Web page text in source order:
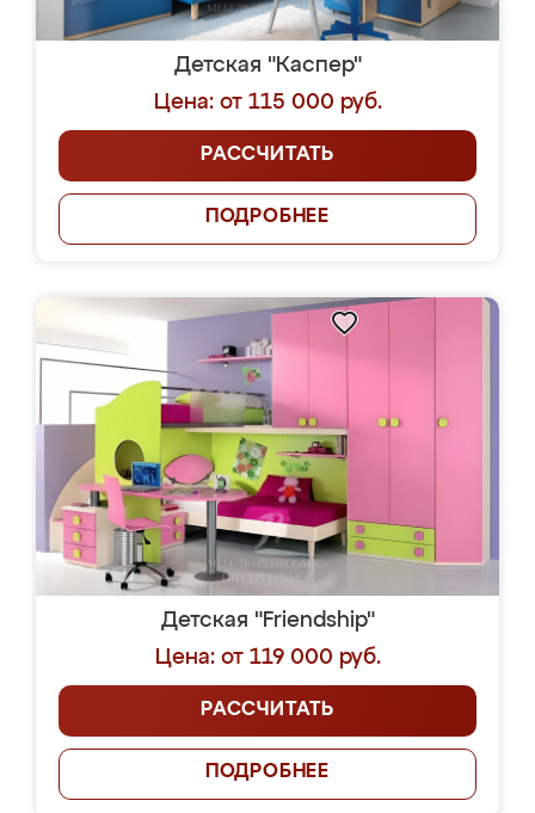
Детская "Каспер"
Цена: от 115 000 руб.
РАССЧИТАТЬ
ПОДРОБНЕЕ
Детская "Friendship"
Цена: от 119 000 руб.
РАССЧИТАТЬ
ПОДРОБНЕЕ